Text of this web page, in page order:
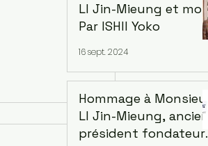
LI Jin-Mieung et moi.
Par ISHII Yoko
16 sept. 2024
Hommage à Monsieur
LI Jin-Mieung, ancien
président fondateur